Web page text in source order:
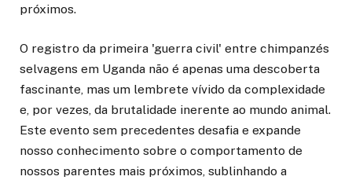
próximos.
O registro da primeira 'guerra civil' entre chimpanzés
selvagens em Uganda não é apenas uma descoberta
fascinante, mas um lembrete vívido da complexidade
e, por vezes, da brutalidade inerente ao mundo animal.
Este evento sem precedentes desafia e expande
nosso conhecimento sobre o comportamento de
nossos parentes mais próximos, sublinhando a